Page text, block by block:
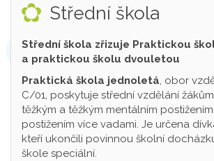
Střední škola
Střední škola zřizuje Praktickou
a praktickou školu dvouletou
Praktická škola jednoletá, obor
C/01, poskytuje střední vzdělání
těžkým a těžkým mentálním
postižením více vadami. Je určena
kteří ukončili povinnou školní
škole speciální.